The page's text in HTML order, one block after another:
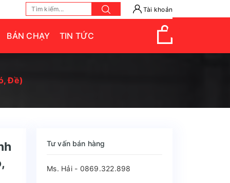
Tài khoản
BÁN CHẠY TIN TỨC
Đề)
Tư vấn bán hàng
Ms. Hải - 0869.322.898